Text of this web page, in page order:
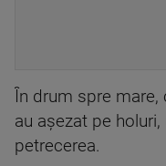
În drum spre
au așezat pe
petrecerea.